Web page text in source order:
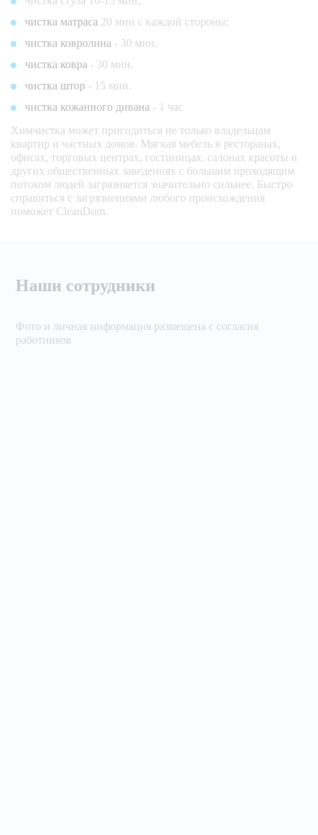
чистка матраса 20 мин с каждой стороны;
чистка ковролина - 30 мин.
чистка ковра - 30 мин.
чистка штор - 15 мин.
чистка кожанного дивана - 1 час
Химчистка может пригодиться не только владельцам
квартир и частных домов. Мягкая мебель в ресторанах,
офисах, торговых центрах, гостиницах, салонах красоты и
других общественных заведениях с большим проходящим
потоком людей загрязняется значительно сильнее. Быстро
справиться с загрязнениями любого происхождения
поможет CleanDom.
Наши сотрудники
Фото и личная информация размещена с согласия
работников